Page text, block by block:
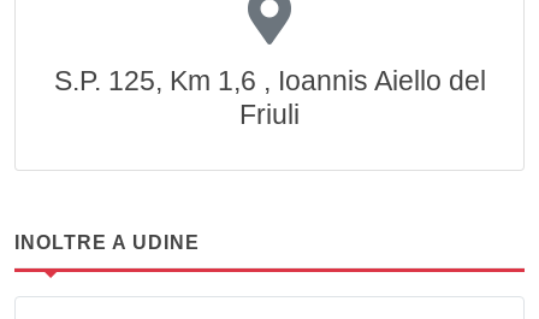
S.P. 125, Km 1,6 , Ioannis Aiello del
Friuli
INOLTRE A UDINE